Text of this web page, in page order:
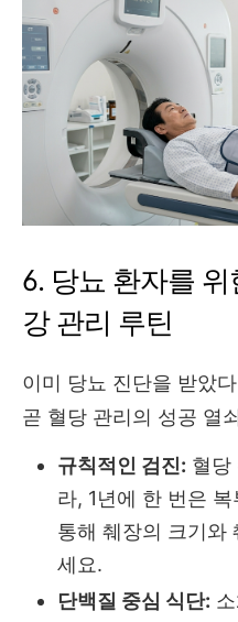
6. 당뇨 환자를
강 관리 루틴
이미 당뇨 진단을 받았
곧 혈당 관리의 성공 열
규칙적인 검진: 혈당
라, 1년에 한 번은
통해 췌장의 크기와
세요.
단백질 중심 식단: